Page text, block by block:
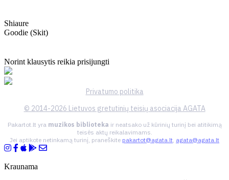
Shiaure
Goodie (skit)
Norint klausytis reikia prisijungti
Privatumo politika
© 2014-2026 Lietuvos gretutinių teisių asociacija AGATA
Pakartot.lt yra muzikos biblioteka ir neatsako už kūrinių turinį bei atitikimą
teisės aktų reikalavimams.
Jei aptikote netinkamą turinį, praneškite pakartot@agata.lt, agata@agata.lt
Kraunama